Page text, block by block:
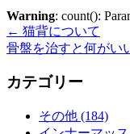
Warning: count():
← 猫背について
骨盤を治すと何が
カテゴリー
その他 (184)